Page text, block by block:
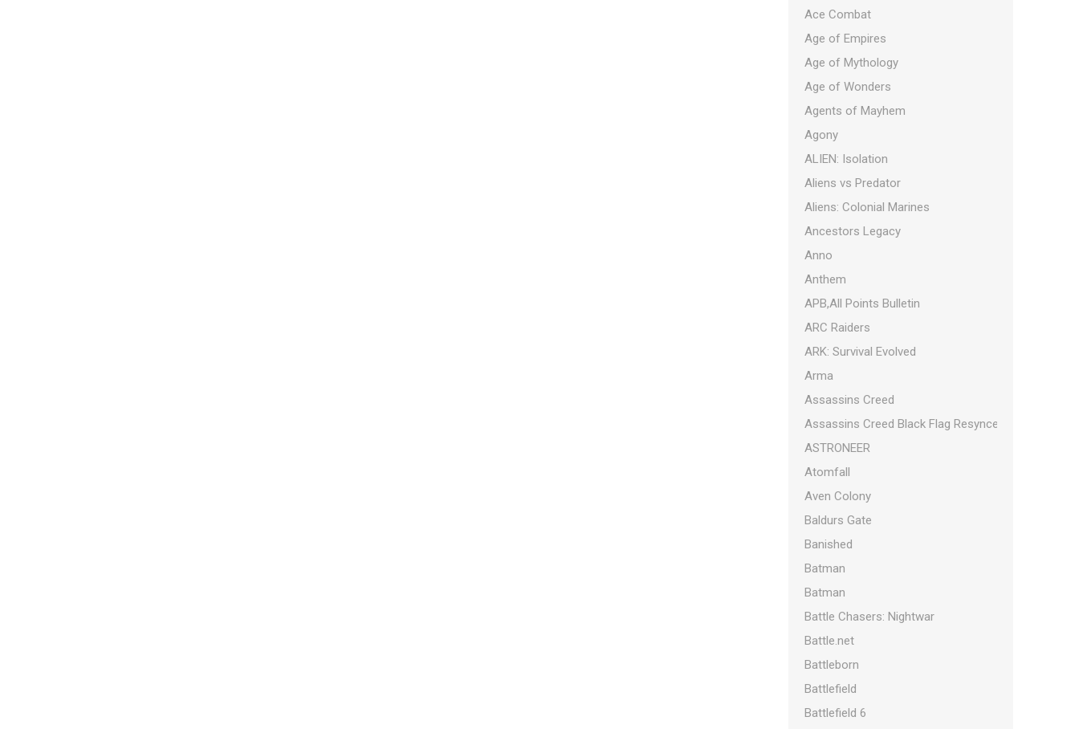
Ace Combat
Age of Empires
Age of Mythology
Age of Wonders
Agents of Mayhem
Agony
ALIEN: Isolation
Aliens vs Predator
Aliens: Colonial Marines
Ancestors Legacy
Anno
Anthem
APB,All Points Bulletin
ARC Raiders
ARK: Survival Evolved
Arma
Assassins Creed
Assassins Creed Black Flag Resynced
ASTRONEER
Atomfall
Aven Colony
Baldurs Gate
Banished
Batman
Batman
Battle Chasers: Nightwar
Battle.net
Battleborn
Battlefield
Battlefield 6